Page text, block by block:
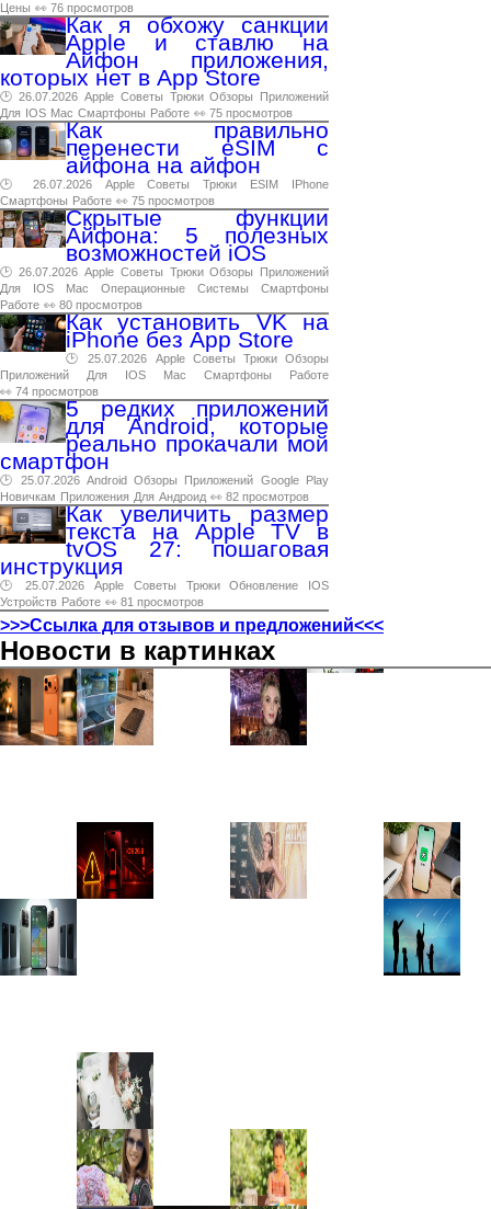
Цены 👀 76 просмотров
Как я обхожу санкции
Apple и ставлю на
Айфон приложения,
которых нет в App Store
🕑 26.07.2026 Apple Советы Трюки Обзоры
Приложений
Для IOS Mac Смартфоны Работе 👀 75 просмотров
Как правильно
перенести eSIM с
айфона на айфон
🕑 26.07.2026 Apple Советы Трюки ESIM
IPhone
Смартфоны Работе 👀 75 просмотров
Скрытые функции
Айфона: 5 полезных
возможностей iOS
🕑 26.07.2026 Apple Советы Трюки Обзоры
Приложений
Для
IOS Mac Операционные Системы
Смартфоны
Работе 👀 80 просмотров
Как установить VK на
iPhone без App Store
🕑 25.07.2026 Apple Советы Трюки Обзоры
Приложений
Для IOS Mac Смартфоны
Работе
👀 74 просмотров
5 редких приложений
для Android, которые
реально прокачали мой
смартфон
🕑 25.07.2026 Android Обзоры Приложений Google
Play
Новичкам Приложения Для Андроид 👀 82 просмотров
Как увеличить размер
текста на Apple TV в
tvOS 27: пошаговая
инструкция
🕑 25.07.2026 Apple Советы Трюки Обновление
IOS
Устройств Работе 👀 81 просмотров
>>>Ссылка для отзывов и предложений<<<
Новости в картинках